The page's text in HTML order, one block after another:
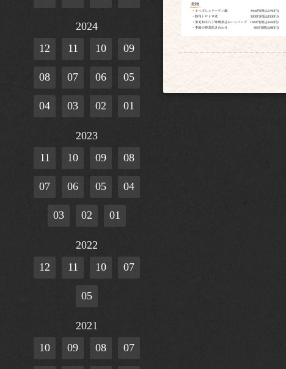
2024
12
11 10 09
08 07 06 05
04 03 02 01
2023
11
10 09 08
07 06 05 04
03 02 01
2022
12
11 10 07
05
2021
10
09 08 07